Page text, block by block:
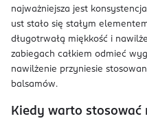
najważniejsza jest
ust stało się stałym
długotrwałą miękkość i
zabiegach całkiem odmieć
nawilżenie przyniesie
balsamów.
Kiedy warto stosować